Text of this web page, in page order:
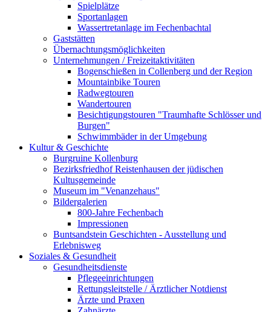
Spielplätze
Sportanlagen
Wassertretanlage im Fechenbachtal
Gaststätten
Übernachtungsmöglichkeiten
Unternehmungen / Freizeitaktivitäten
Bogenschießen in Collenberg und der Region
Mountainbike Touren
Radwegtouren
Wandertouren
Besichtigungstouren "Traumhafte Schlösser und
Burgen"
Schwimmbäder in der Umgebung
Kultur & Geschichte
Burgruine Kollenburg
Bezirksfriedhof Reistenhausen der jüdischen
Kultusgemeinde
Museum im "Venanzehaus"
Bildergalerien
800-Jahre Fechenbach
Impressionen
Buntsandstein Geschichten - Ausstellung und
Erlebnisweg
Soziales & Gesundheit
Gesundheitsdienste
Pflegeeinrichtungen
Rettungsleitstelle / Ärztlicher Notdienst
Ärzte und Praxen